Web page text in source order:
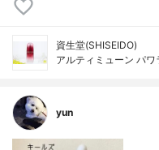
資生堂(SHISEIDO)
アルティミューン パ
yun